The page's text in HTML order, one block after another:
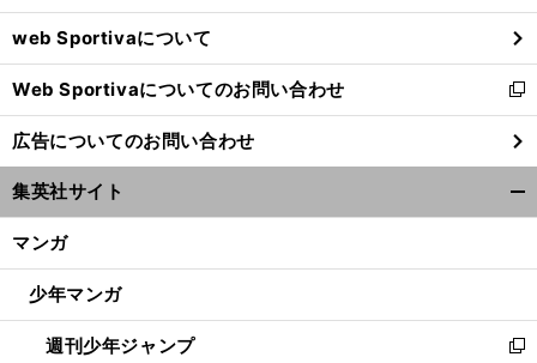
ウ
で
開
く
web Sportivaについて
Web Sportivaについてのお問い合わせ
新
し
い
ウ
ィ
ン
ウ
開
く
広告についてのお問い合わせ
集英社サイト
マンガ
少年マンガ
週刊少年ジャンプ
新